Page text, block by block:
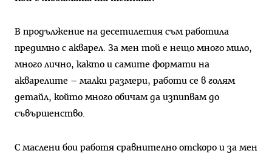
В продължение на десетилетия съм работила
предимно с акварел. За мен той е нещо много мило,
много лично, както и самите формати на
акварелите – малки размери, работи се в голям
детайл, който много обичам да изпипвам до
съвършенство.
С маслени бои работя сравнително отскоро и за мен